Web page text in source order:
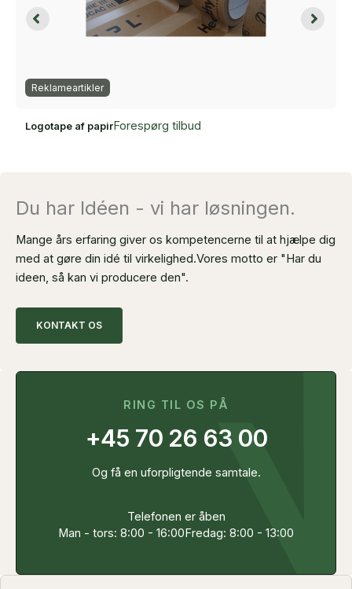
Reklameartikler
Logotape af papirForespørg tilbud
Du har Idéen - vi har løsningen.
Mange års erfaring giver os kompetencerne til at hjælpe dig
med at gøre din idé til virkelighed.Vores motto er "Har du
ideen, så kan vi producere den".
KONTAKT OS
RING TIL OS PÅ
+45 70 26 63 00
Og få en uforpligtende samtale.
Telefonen er åben
Man - tors: 8:00 - 16:00Fredag: 8:00 - 13:00